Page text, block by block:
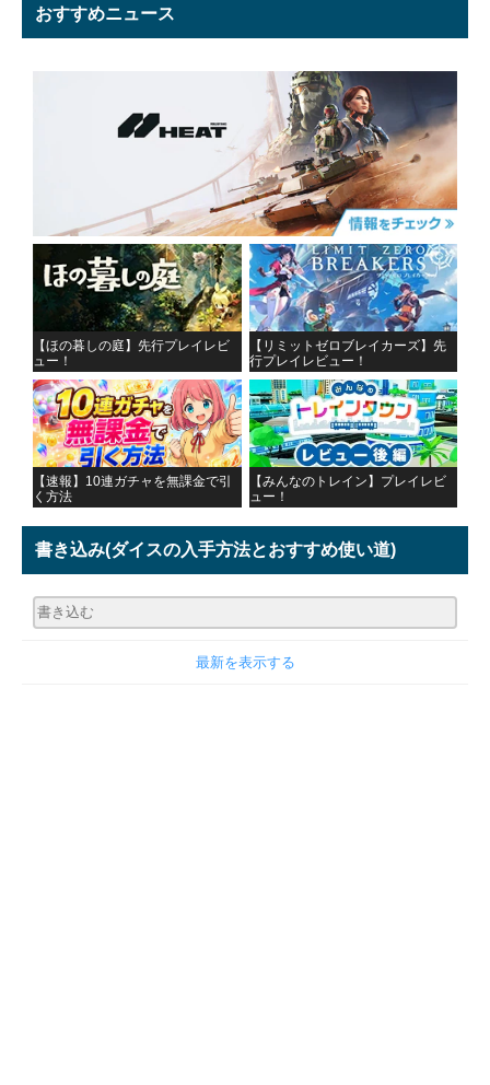
おすすめニュース
【ほの暮しの庭】先行プレイレビ
ュー！
【リミットゼロブレイカーズ】先
行プレイレビュー！
【速報】10連ガチャを無課金で引
く方法
【みんなのトレイン】プレイレビ
ュー！
書き込み(ダイスの入手方法とおすすめ使い道)
最新を表示する